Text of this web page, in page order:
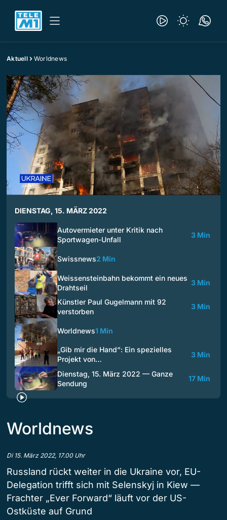
Aktuell Worldnews
DIENSTAG, 15. MÄRZ 2022
Autovermieter unter Kritik nach
Sportwagen-Unfall
3 Min
Swissnews2 Min
Weissensteinbahn bekommt ein neues
Drahtseil
3 Min
Künstler Paul Gugelmann mit 92
verstorben
3 Min
Worldnews1 Min
„Gib mir die Hand“: Ein spezielles
Projekt von…
3 Min
Dienstag, 15. März 2022 — Ganze
Sendung
17 Min
Worldnews
Di 15. März 2022, 17.00 Uhr
Russland rückt weiter in die Ukraine vor, EU-
Delegation trifft sich mit Selenskyj in Kiew —
Frachter „Ever Forward“ läuft vor der US-
Ostküste auf Grund